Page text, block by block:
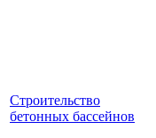
Строительство
бетонных бассейнов